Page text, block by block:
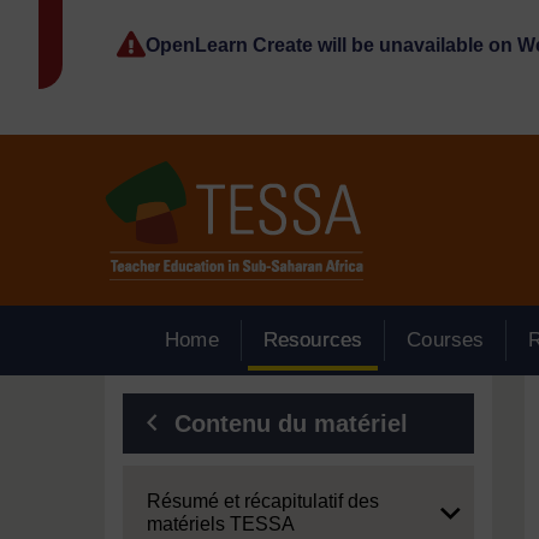
OpenLearn Create will be unavailable on
Home Resources Courses
Blocs
Contenu du matériel
Expand
Résumé et récapitulatif des
matériels TESSA